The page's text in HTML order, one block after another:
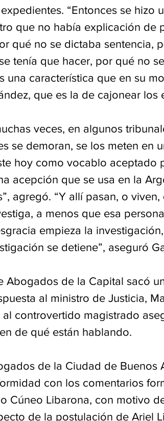
“Entonces se hizo
que no había explicación de
qué no se dictaba sentencia,
tenía que hacer, por qué no
una característica que en su
que es la de cajonear los
veces, en algunos
se demoran, se los meten en
hoy como vocablo aceptado
acepción que se usa en la
agregó. “Y allí pasan, o
a menos que esa
empieza la
se detiene”, aseguró
Abogados de la Capital sacó
al ministro de Justicia,
al controvertido magistrado
de qué están hablando.
de la Ciudad de Buenos
con los comentarios
Cúneo Libarona, con motivo
de la postulación de Ariel